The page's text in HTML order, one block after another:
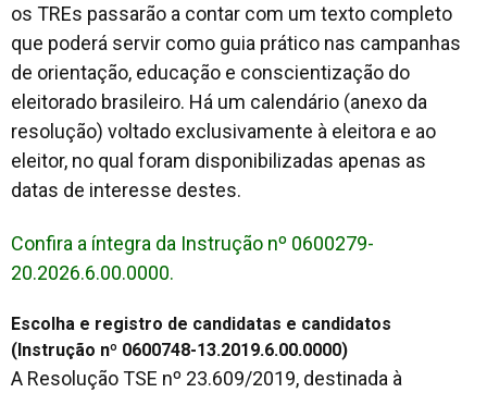
os TREs passarão a contar com um texto completo
que poderá servir como guia prático nas campanhas
de orientação, educação e conscientização do
eleitorado brasileiro. Há um calendário (anexo da
resolução) voltado exclusivamente à eleitora e ao
eleitor, no qual foram disponibilizadas apenas as
datas de interesse destes.
Confira a íntegra da Instrução nº 0600279-
20.2026.6.00.0000.
Escolha e registro de candidatas e candidatos
(Instrução nº 0600748-13.2019.6.00.0000)
A Resolução TSE nº 23.609/2019, destinada à